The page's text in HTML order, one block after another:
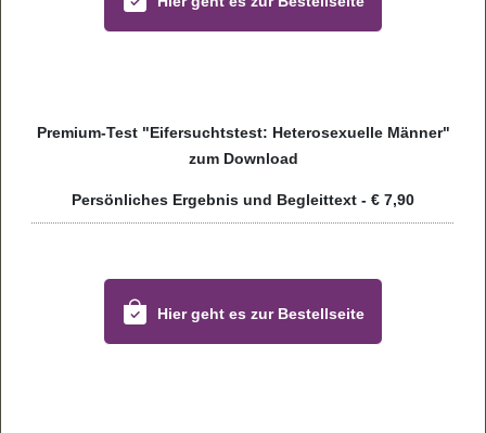
Pre­mium-Test "Eifer­suchts­test: Hete­ro­se­xu­elle Män­ner"
zum Dow­n­load
Per­sön­li­ches Ergeb­nis und Begleit­text - € 7,90
Hier geht es zur Bestell­seite